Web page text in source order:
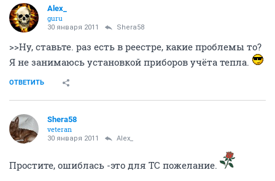
Alex_
guru
30 января 2011 Shera58
>>Ну, ставьте. раз есть в реестре, какие проблемы то?
Я не занимаюсь установкой приборов учёта тепла.
ОТВЕТИТЬ
Shera58
veteran
30 января 2011 Alex_
Простите, ошиблась -это для ТС пожелание.